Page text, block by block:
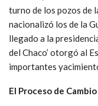
turno de los pozos de
nacionalizó los de la
llegado a la
del Chaco’ otorgó al
importantes
El Proceso de Cambio